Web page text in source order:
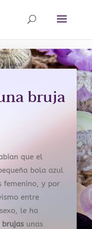
bruja
que el
bola azul
femenino, y por
entre
le ha
brujas unas